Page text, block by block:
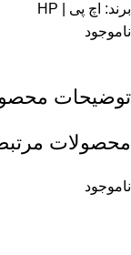
برند: اچ پی | HP
ناموجود
توضیحات
محصولات
ناموجود